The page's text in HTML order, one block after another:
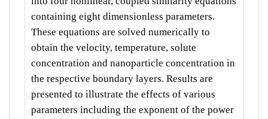
containing eight dimensionless parameters.
These equations are solved numerically to
obtain the velocity, temperature, solute
concentration and nanoparticle concentration in
the respective boundary layers. Results are
presented to illustrate the effects of various
parameters including the exponent of the power